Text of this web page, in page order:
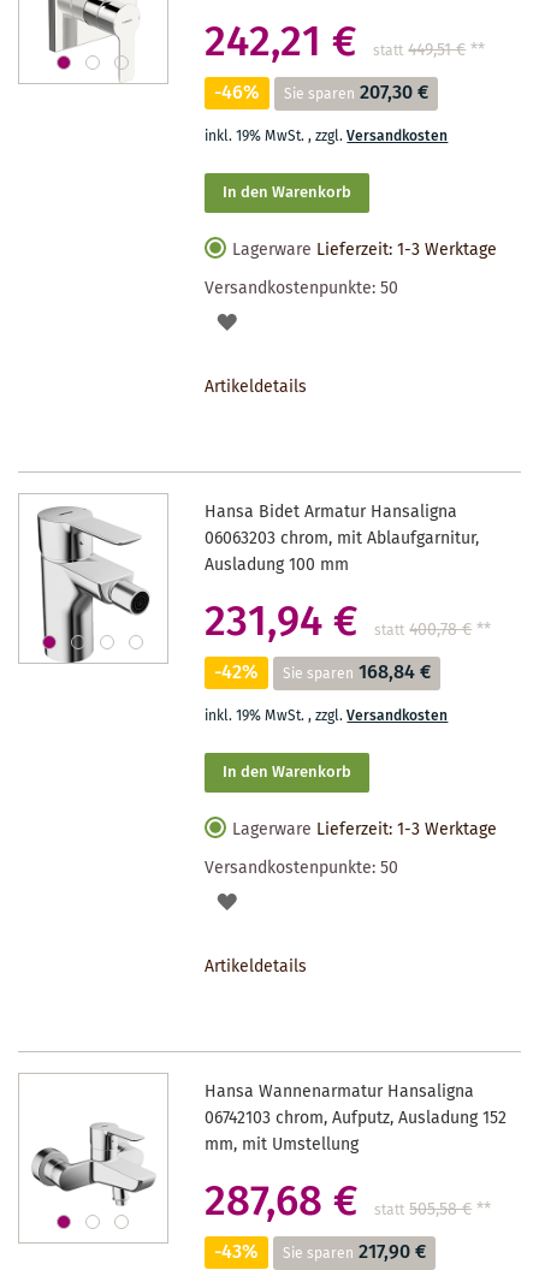
242,21 € statt 449,51 €**
-46% Sie sparen 207,30 €
inkl. 19% MwSt.,zzgl.Versandkosten
In den Warenkorb
Lagerware Lieferzeit: 1-3 Werktage
Versandkostenpunkte:50
AUF
Artikeldetails
Hansa Bidet Armatur Hansaligna
06063203 chrom, mit Ablaufgarnitur,
Ausladung 100 mm
231,94 € statt 400,78 €**
-42% Sie sparen 168,84 €
inkl. 19% MwSt.,zzgl.Versandkosten
In den Warenkorb
Lagerware Lieferzeit: 1-3 Werktage
Versandkostenpunkte:50
AUF
Artikeldetails
Hansa Wannenarmatur Hansaligna
06742103 chrom, Aufputz, Ausladung 152
mm, mit Umstellung
287,68 € statt 505,58 €**
-43% Sie sparen 217,90 €